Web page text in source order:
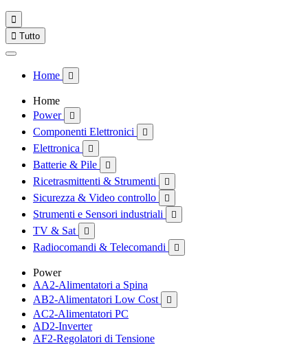

 Tutto
Home 
Home
Power

Componenti Elettronici 
Elettronica 
Batterie & Pile 
Ricetrasmittenti & Strumenti 
Sicurezza & Video controllo 
Strumenti e Sensori industriali 
TV & Sat 
Radiocomandi & Telecomandi 
Power
AA2-Alimentatori a Spina
AB2-Alimentatori Low Cost

AC2-Alimentatori PC
AD2-Inverter
AF2-Regolatori di Tensione